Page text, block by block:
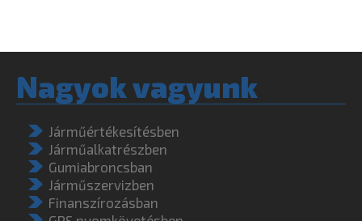
Nagyok vagyunk
Járműértékesítésben
Járműalkatrészben
Gumiabroncsban
Járműszervizben
Finanszírozásban